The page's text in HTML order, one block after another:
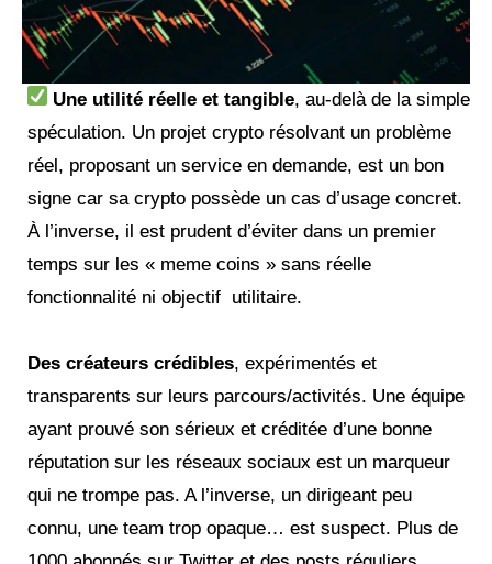
Une utilité réelle et tangible, au-delà de la simple
spéculation. Un projet crypto résolvant un problème
réel, proposant un service en demande, est un bon
signe car sa crypto possède un cas d’usage concret.
À l’inverse, il est prudent d’éviter dans un premier
temps sur les « meme coins » sans réelle
fonctionnalité ni objectif utilitaire.
Des créateurs crédibles, expérimentés et
transparents sur leurs parcours/activités. Une équipe
ayant prouvé son sérieux et créditée d’une bonne
réputation sur les réseaux sociaux est un marqueur
qui ne trompe pas. A l’inverse, un dirigeant peu
connu, une team trop opaque… est suspect. Plus de